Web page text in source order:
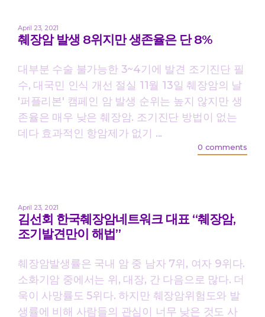
April 23, 2021
췌장암 발생 8위지만 생존율은 단 8%
대부분 수술 불가능한 3~4기에 발견 조기진단 필
수, 대국민 인식 개선 절실 11월 13일 췌장암의 날
'퍼플리본' 캠페인 암 발생 순위는 높지 않지만 생
존율은 매우 낮은 췌장암. 조기진단 방법이 없는
데다 효과적인 항암제가 없기 ...
0 comments
April 23, 2021
김선회 한국췌장암네트워크 대표 “췌장암,
조기발견만이 해법”
췌장암발생률은 국내 암 중 남자 7위, 여자 9위다.
소화기암 중에서는 위, 대장, 간 다음으로 많다. 더
욱이 사망률도 5위다. 하지만 췌장암위험도와 발
생률에 비해 사람들의 관심이 너무 낮은 것도 사